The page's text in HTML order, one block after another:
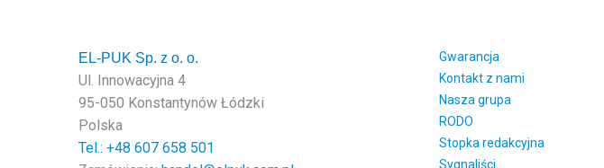
EL-PUK Sp. z o. o.
Ul. Innowacyjna 4
95-050 Konstantynów Łódzki
Polska
Tel.: +48 607 658 501
Gwarancja
Kontakt z nami
Nasza grupa
RODO
Stopka redakcyjna
Sygnaliści